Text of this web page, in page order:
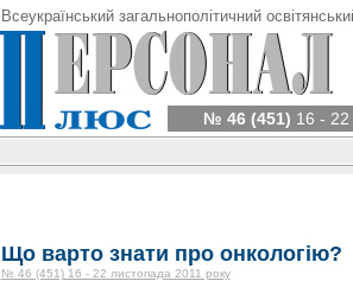
Всеукраїнський загальнополітичний
№ 46 (451) 16 - 22
Що варто знати про онкологію?
№ 46 (451) 16 - 22 листопада 2011 року